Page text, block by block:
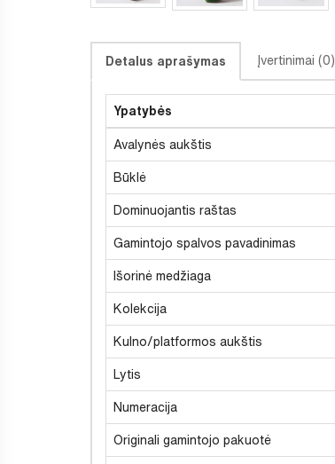
Detalus aprašymas Įvertinimai (0)
Ypatybės
Avalynės aukštis
Būklė
Dominuojantis raštas
Gamintojo spalvos pavadinimas
Išorinė medžiaga
Kolekcija
Kulno/platformos aukštis
Lytis
Numeracija
Originali gamintojo pakuotė